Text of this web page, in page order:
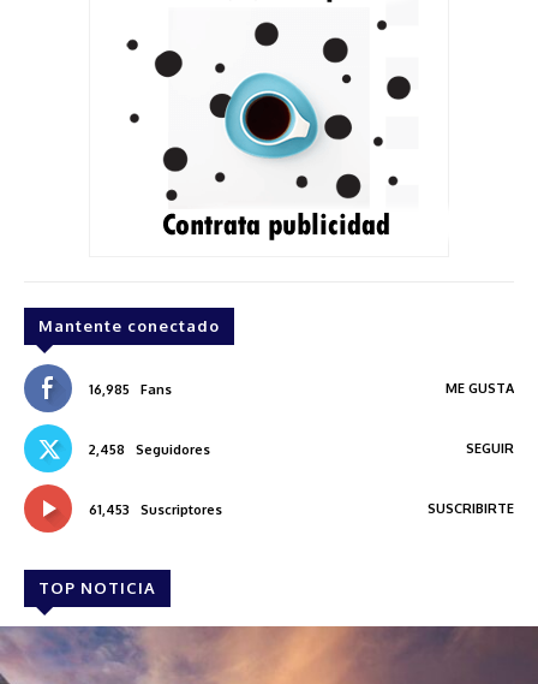
Mantente conectado
16,985 Fans ME GUSTA
2,458 Seguidores SEGUIR
61,453 Suscriptores SUSCRIBIRTE
TOP NOTICIA